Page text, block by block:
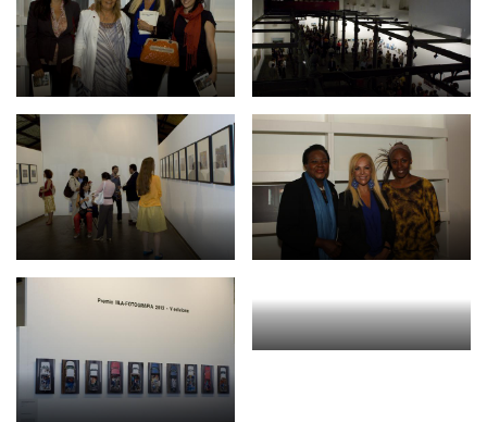
Foto
Video
Audio
BIBLIOTECA
Catalogo
Pubblicazioni
OPPORTUNITÀ